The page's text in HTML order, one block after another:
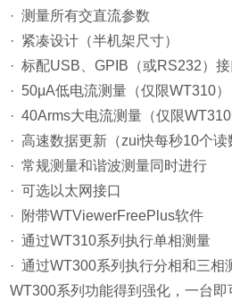
· 测量所有交直流参数
· 紧凑设计（半机架尺寸）
· 标配USB、GPIB（或RS232）接
· 50μA低电流测量（仅限WT310）
· 40Arms大电流测量（仅限
· 高速数据更新（zui快每秒10个读
· 常规测量和谐波测量同时进行
· 可选以太网接口
· 附带WTViewerFreePlus软件
· 通过WT310系列执行单相测量
· 通过WT300系列执行分相和三相
WT300系列功能得到强化，一台